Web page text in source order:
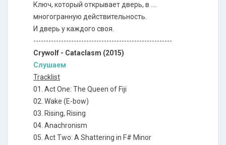
Ключ, который открывает дверь, в ....
многогранную действительность.
И дверь у каждого своя.
-------------------------------------------------------
Crywolf - Cataclasm (2015)
Слушаем
Tracklist
01. Act One: The Queen of Fiji
02. Wake (E-bow)
03. Rising, Rising
04. Anachronism
05. Act Two: A Shattering in F# Minor